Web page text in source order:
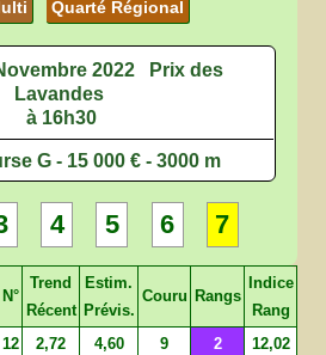
Quarté Régional
2022
Prix des
Lavandes
à 16h30
G - 15 000 € - 3000 m
4 5 6 7
N°
Trend
Récent
Estim.
Prévis.
Couru Rangs
Indice
Rang
12 2,72 4,60 9 2 12,02